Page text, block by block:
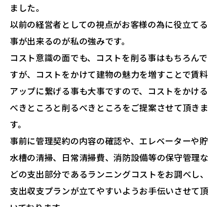
ました。
以前の経営者としての視点がお客様の為に役立てる
事が出来るのが私の強みです。
コスト意識の面でも、コストを削る事はもちろんで
すが、コストをかけて建物の魅力を増すことで賃料
アップに繋げる事も大事ですので、コストをかける
べきところと削るべきところをご提案させて頂きま
す。
事前に管理契約の内容の確認や、エレベーターや貯
水槽の清掃、日常清掃費、消防設備等の保守管理な
どの支出部分であるランニングコストをお調べし、
支出収支プランが立てやすいようお手伝いさせて頂